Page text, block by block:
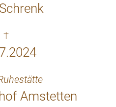
†
Amstetten